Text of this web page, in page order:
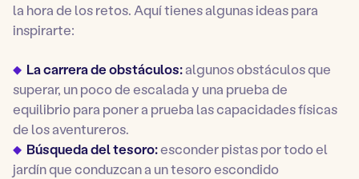
la hora de los retos. Aquí tienes algunas ideas para
inspirarte:
La carrera de obstáculos:algunos obstáculos que
superar, un poco de escalada y una prueba de
equilibrio para poner a prueba las capacidades físicas
de los aventureros.
Búsqueda del tesoro:esconder pistas por todo el
jardín que conduzcan a un tesoro escondido